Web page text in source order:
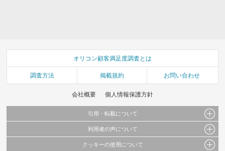
オリコン顧客満足度調査とは
調査方法 掲載規約 お問い合わせ
会社概要 個人情報保護方針
引用・転載について
当サイトで公開されている情報（文字、写真、イラスト、画像データ等）及びこれらの配
これらの情報を権利者の許可なく無断転載・複製などの二次利用を行うことは固く禁じて
利用者の声について
当サイトに掲載している内容はすべてサービスの利用者が提出された見解・感想です。
クッキーの使用について